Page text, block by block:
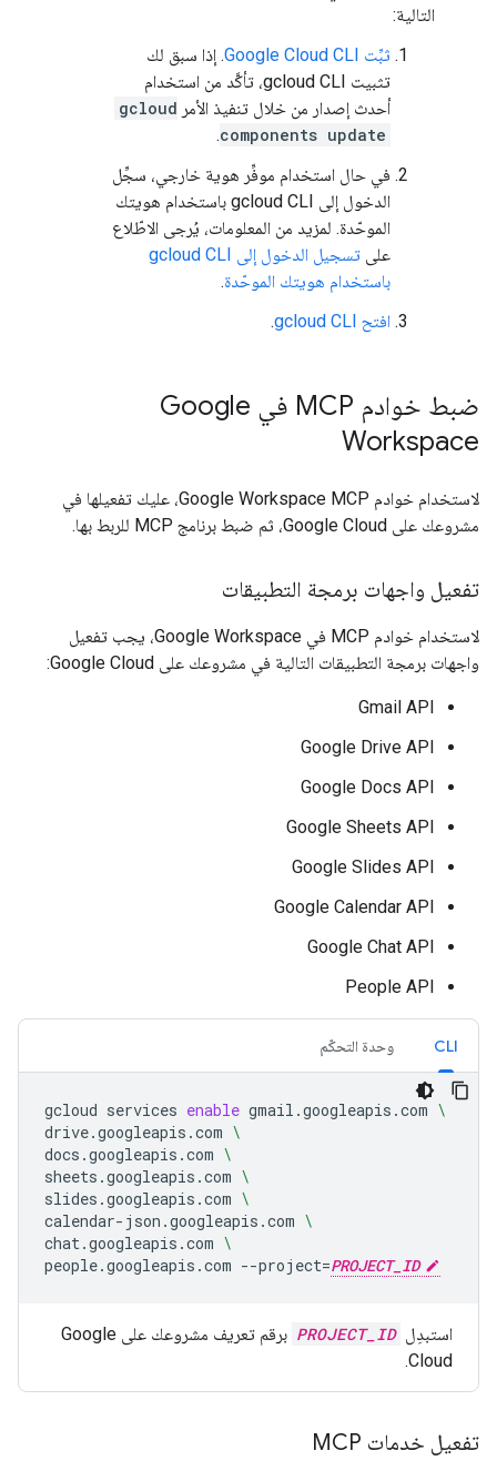
التالية:
ثبِّت Google Cloud CLI
. إذا سبق لك
تثبيت gcloud CLI، تأكَّد من استخدام
أحدث إصدار من خلال تنفيذ الأمر gcloud
components update
.
في حال استخدام موفِّر هوية خارجي، سجِّل
الدخول إلى gcloud CLI باستخدام هويتك
الموحّدة. لمزيد من المعلومات، يُرجى الاطّلاع
على
تسجيل الدخول إلى gcloud CLI
باستخدام هويتك الموحّدة.
افتح gcloud CLI
.
ضبط خوادم MCP في Google
Workspace
لاستخدام خوادم Google Workspace MCP، عليك تفعيلها في
مشروعك على Google Cloud، ثم ضبط برنامج MCP للربط بها.
تفعيل واجهات برمجة التطبيقات
لاستخدام خوادم MCP في Google Workspace، يجب تفعيل
واجهات برمجة التطبيقات التالية في مشروعك على Google Cloud:
Gmail API
Google Drive API
Google Docs API
Google Sheets API
Google Slides API
Google Calendar API
Google Chat API
People API
CLI وحدة التحكّم
gcloud services enable gmail.googleapis.com \
drive.googleapis.com \
docs.googleapis.com \
sheets.googleapis.com \
slides.googleapis.com \
calendar-json.googleapis.com \
chat.googleapis.com \
people.googleapis.com --project=PROJECT_ID
استبدِل PROJECT_ID
برقم تعريف مشروعك على Google
Cloud.
تفعيل خدمات MCP